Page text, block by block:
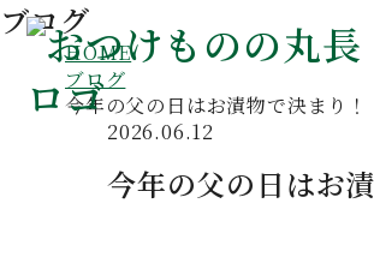
ブログ
HOME
ブログ
今年の父の日はお漬物で決まり
2026.06.12
今年の父の日はお